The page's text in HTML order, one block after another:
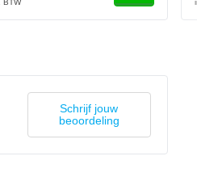
Schrijf jouw
beoordeling